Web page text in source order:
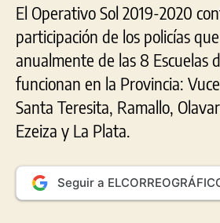
El Operativo Sol 2019-2020
participación de los policías
anualmente de las 8 Escuelas
funcionan en la Provincia:
Santa Teresita, Ramallo,
Ezeiza y La Plata.
Seguir a